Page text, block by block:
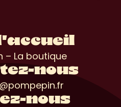
– La boutique
nous
nous